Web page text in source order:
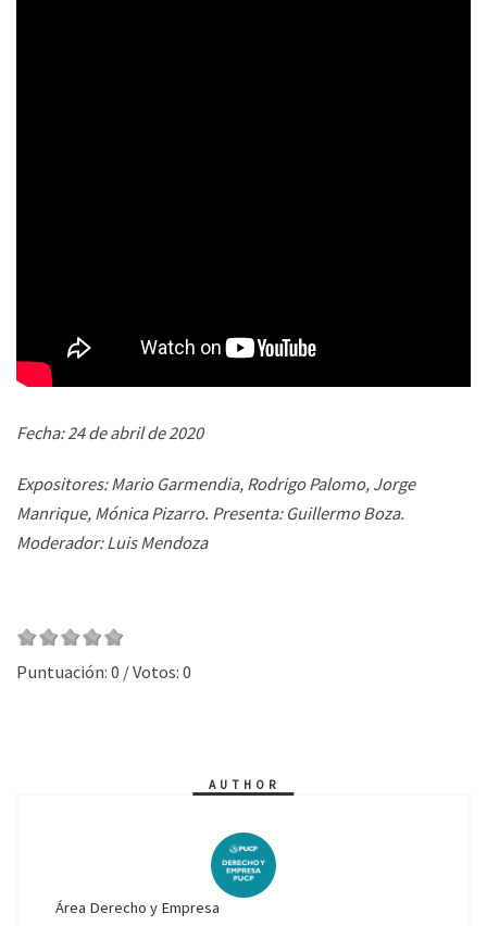
Fecha: 24 de abril de 2020
Expositores: Mario Garmendia, Rodrigo Palomo, Jorge
Manrique, Mónica Pizarro. Presenta: Guillermo Boza.
Moderador: Luis Mendoza
Puntuación: 0 / Votos: 0
AUTHOR
Área Derecho y Empresa